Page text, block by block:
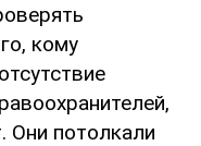
кому
Они потолкали